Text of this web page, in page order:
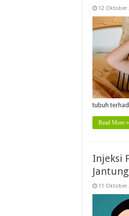
12 Oktober
tubuh
Read More »
Injeksi
11 Oktober